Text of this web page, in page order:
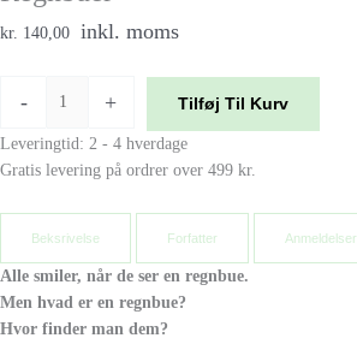
kr. 140,00 inkl. moms
- + Tilføj Til Kurv
Leveringtid: 2 - 4 hverdage
Gratis levering på ordrer over 499 kr.
Beksrivelse Forfatter Anmeldelser
Alle smiler, når de ser en regnbue.
Men hvad er en regnbue?
Hvor finder man dem?